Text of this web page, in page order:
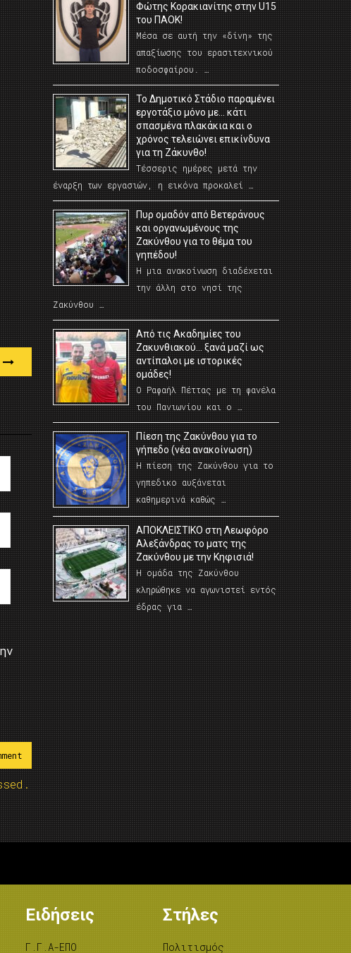
Φώτης Κορακιανίτης στην U15
του ΠΑΟΚ!
Μέσα σε αυτή την «δίνη» της
απαξίωσης του ερασιτεχνικού
ποδοσφαίρου. …
Το Δημοτικό Στάδιο παραμένει
εργοτάξιο μόνο με… κάτι
σπασμένα πλακάκια και ο
χρόνος τελειώνει επικίνδυνα
για τη Ζάκυνθο!
Τέσσερις ημέρες μετά την
έναρξη των εργασιών, η εικόνα προκαλεί …
Πυρ ομαδόν από Βετεράνους
και οργανωμένους της
Ζακύνθου για το θέμα του
γηπέδου!
Η μια ανακοίνωση διαδέχεται
την άλλη στο νησί της
Ζακύνθου …
Από τις Ακαδημίες του
Ζακυνθιακού… ξανά μαζί ως
αντίπαλοι με ιστορικές
ομάδες!
Ο Ραφαήλ Πέττας με τη φανέλα
του Πανιωνίου και ο …
Πίεση της Ζακύνθου για το
γήπεδο (νέα ανακοίνωση)
Η πίεση της Ζακύνθου για το
γηπεδικο αυξάνεται
καθημερινά καθώς …
AΠΟΚΛΕΙΣΤΙΚΟ στη Λεωφόρο
Αλεξάνδρας το ματς της
Ζακύνθου με την Κηφισιά!
Η ομάδα της Ζακύνθου
κληρώθηκε να αγωνιστεί εντός
έδρας για …
Ειδήσεις
Γ.Γ.Α-ΕΠΟ
Στήλες
Πολιτισμός